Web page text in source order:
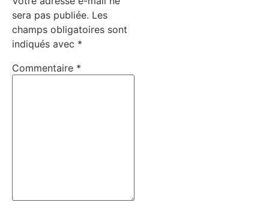
sera pas publiée. Les
champs obligatoires sont
indiqués avec *
Commentaire *